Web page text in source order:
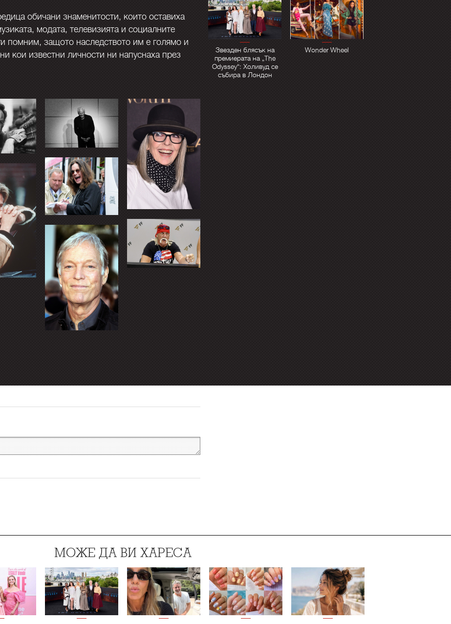
обичани знаменитости, които оставиха
модата, телевизията и социалните
помним, защото наследството им е голямо и
кои известни личности ни напуснаха през
Звезден блясък на
премиерата на „The
Odyssey“: Холивуд се
събира в Лондон
Wonder Wheel
МОЖЕ ДА ВИ ХАРЕСА